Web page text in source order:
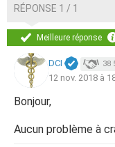
RÉPONSE 1 / 1
Meilleure réponse
DCI 38
12 nov. 2018 à
Bonjour,
Aucun problème à